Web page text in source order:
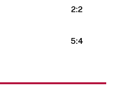
2:2
5:4